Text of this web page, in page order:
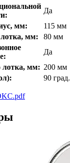
Да
мм:
115 мм
мм:
80 мм
Да
лотка, мм: 200 мм
90 град.